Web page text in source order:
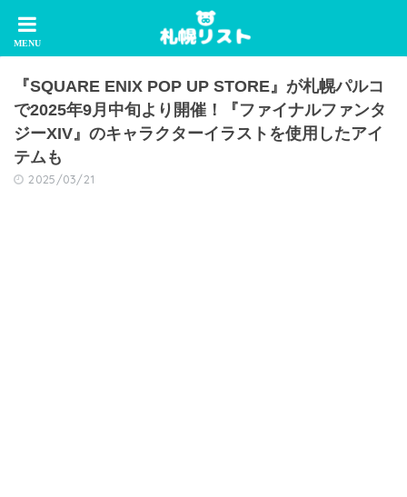
『SQUARE ENIX POP UP STORE』が札幌パルコ
で2025年9月中旬より開催！『ファイナルファンタ
ジーXIV』のキャラクターイラストを使用したアイ
テムも
2025/03/21